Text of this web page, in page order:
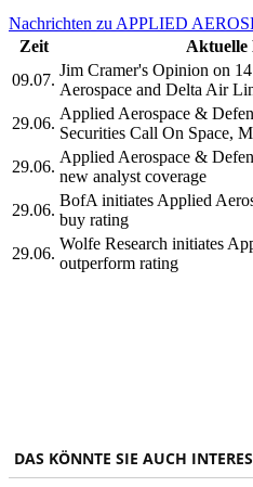
Nachrichten zu APPLIED
Zeit
Aktuelle
09.07.
Jim Cramer's Opinion on
Aerospace and Delta Air
29.06.
Applied Aerospace &
Securities Call On Space,
29.06.
Applied Aerospace &
new analyst coverage
29.06.
BofA initiates Applied
buy rating
29.06.
Wolfe Research initiates
outperform rating